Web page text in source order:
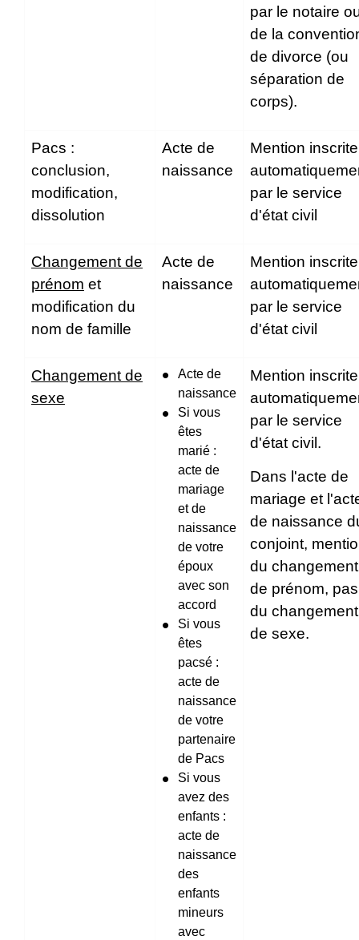
par le notaire
de la
de divorce (ou
séparation de
corps).
Pacs :
conclusion,
modification,
dissolution
Acte de
naissance
Mention inscrite
par le service
d'état civil
Changement de
prénom et
modification du
nom de famille
Acte de
naissance
Mention inscrite
par le service
d'état civil
Changement de
sexe
Acte de
naissance
Si vous
êtes
marié :
acte de
mariage
et de
naissance
de votre
époux
avec son
accord
Si vous
êtes
pacsé :
acte de
naissance
de votre
partenaire
de Pacs
Si vous
avez des
enfants :
acte de
naissance
des
enfants
mineurs
avec
Mention inscrite
par le service
d'état civil.
Dans l'acte de
mariage et
de naissance
conjoint,
du changement
de prénom, pas
du changement
de sexe.